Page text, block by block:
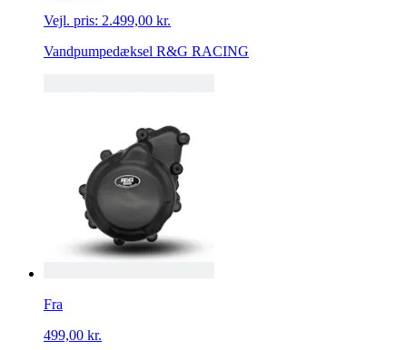
Vejl. pris: 2.499,00 kr.
Vandpumpedæksel R&G RACING
Fra
499,00 kr.